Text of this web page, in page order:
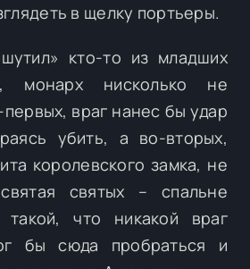
в щелку портьеры.
кто-то из младших
монарх нисколько не
враг нанес бы удар
убить, а во-вторых,
королевского замка, не
святых – спальне
что никакой враг
бы сюда пробраться и